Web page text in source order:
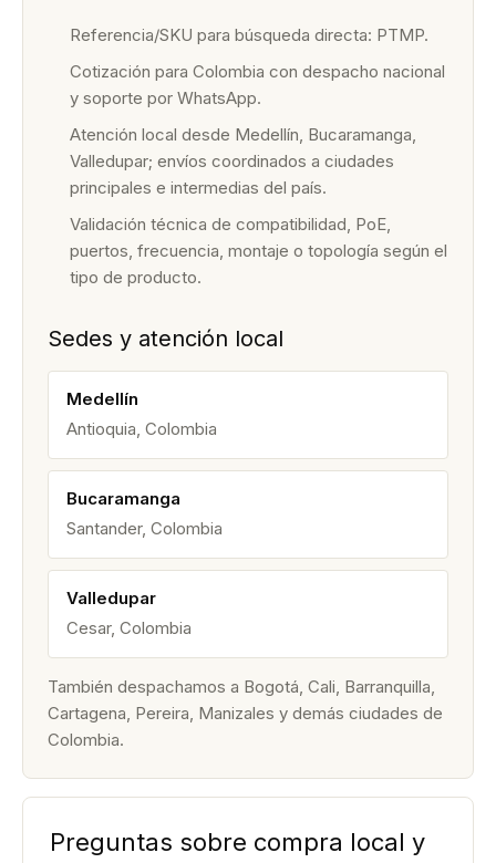
Referencia/SKU para búsqueda directa: PTMP.
Cotización para Colombia con despacho nacional
y soporte por WhatsApp.
Atención local desde Medellín, Bucaramanga,
Valledupar; envíos coordinados a ciudades
principales e intermedias del país.
Validación técnica de compatibilidad, PoE,
puertos, frecuencia, montaje o topología según el
tipo de producto.
Sedes y atención local
Medellín
Antioquia, Colombia
Bucaramanga
Santander, Colombia
Valledupar
Cesar, Colombia
También despachamos a Bogotá, Cali, Barranquilla,
Cartagena, Pereira, Manizales y demás ciudades de
Colombia.
Preguntas sobre compra local y